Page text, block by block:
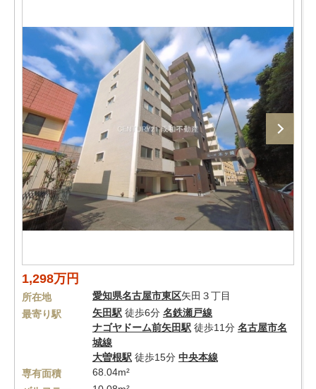
1,298万円
所在地 愛知県名古屋市東区矢田３丁目
最寄り駅
矢田駅 徒歩6分 名鉄瀬戸線
ナゴヤドーム前矢田駅 徒歩11分 名古屋市名
城線
大曽根駅 徒歩15分 中央本線
専有面積
68.04m²